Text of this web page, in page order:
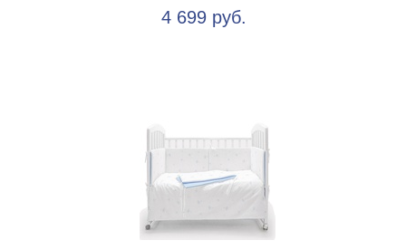
4 699 руб.